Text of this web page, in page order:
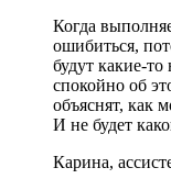
Когда
ошибиться,
будут какие-
спокойно об
объяснят, как
И не будет
Карина,